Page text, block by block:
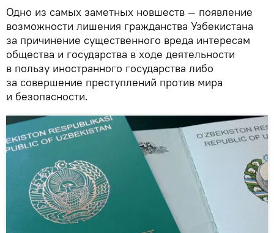
Одно из самых заметных новшеств — появление
возможности лишения гражданства Узбекистана
за причинение существенного вреда интересам
общества и государства в ходе деятельности
в пользу иностранного государства либо
за совершение преступлений против мира
и безопасности.